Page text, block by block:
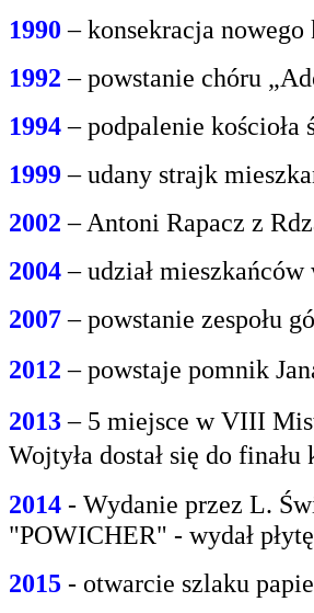
1990 – konsekracja nowego
1992 – powstanie chóru
1994– podpalenie kościoła
1999– udany strajk
2002 – Antoni Rapacz z
2004– udział
2007– powstanie zespołu
2012 – powstaje pomnik
2013– 5 miejsce w VIII
Wojtyła dostał się do
2014 - Wydanie przez L.
"POWICHER" - wydał
2015 - otwarcie szlaku